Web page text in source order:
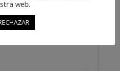
Instagram
web.